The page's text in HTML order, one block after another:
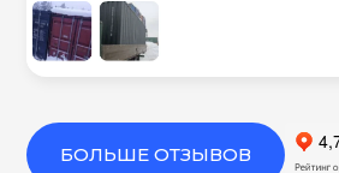
БОЛЬШЕ ОТЗЫВОВ